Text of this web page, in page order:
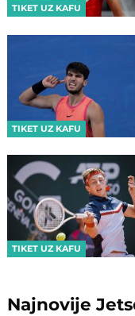
TIKET UZ KAFU
TIKET UZ KAFU
TIKET UZ KAFU
Najnovije